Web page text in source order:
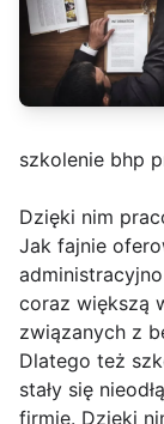
szkolenie bhp
Dzięki nim
Jak fajnie
coraz większą
związanych z
Dlatego też
stały się
firmie. Dzięki